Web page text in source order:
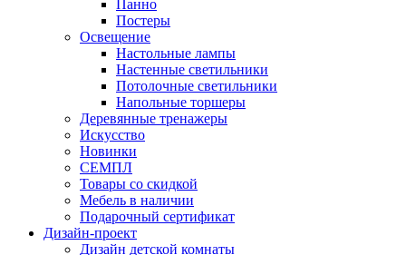
Панно
Постеры
Освещение
Настольные лампы
Настенные светильники
Потолочные светильники
Напольные торшеры
Деревянные тренажеры
Искусство
Новинки
СЕМПЛ
Товары со скидкой
Мебель в наличии
Подарочный сертификат
Дизайн-проект
Дизайн детской комнаты